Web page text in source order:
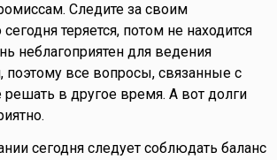
Следите за своим
теряется, потом не находится
неблагоприятен для ведения
все вопросы, связанные с
в другое время. А вот долги
сегодня следует соблюдать баланс